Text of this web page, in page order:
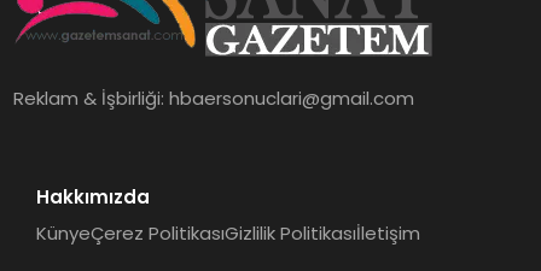
Reklam & İşbirliği:hbaersonuclari@gmail.com
Hakkımızda
KünyeÇerez PolitikasıGizlilik Politikasıİletişim